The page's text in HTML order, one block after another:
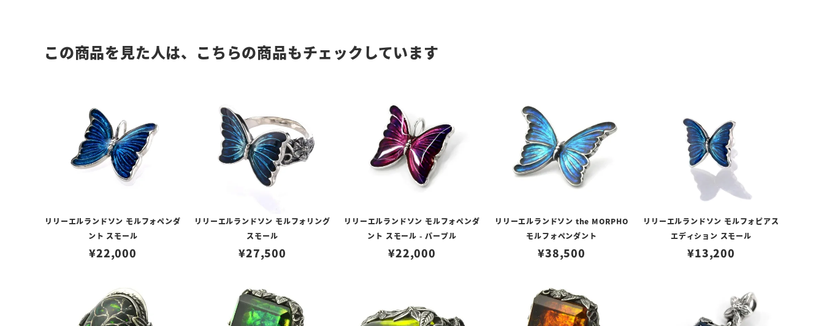
この商品を見た人は、こちらの商品もチェックしています
リリーエルランドソン モルフォペンダ
ント スモール
¥22,000
リリーエルランドソン モルフォリング
スモール
¥27,500
リリーエルランドソン モルフォペンダ
ント スモール - パープル
¥22,000
リリーエルランドソン the MORPHO
モルフォペンダント
¥38,500
リリーエルランドソン モルフォピアス
エディション スモール
¥13,200